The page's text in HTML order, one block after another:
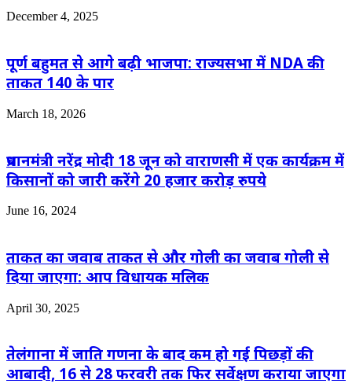
December 4, 2025
पूर्ण बहुमत से आगे बढ़ी भाजपा: राज्यसभा में NDA की
ताकत 140 के पार
March 18, 2026
प्रधानमंत्री नरेंद्र मोदी 18 जून को वाराणसी में एक कार्यक्रम में
किसानों को जारी करेंगे 20 हजार करोड़ रुपये
June 16, 2024
ताकत का जवाब ताकत से और गोली का जवाब गोली से
दिया जाएगा: आप विधायक मलिक
April 30, 2025
तेलंगाना में जाति गणना के बाद कम हो गई पिछड़ों की
आबादी, 16 से 28 फरवरी तक फिर सर्वेक्षण कराया जाएगा